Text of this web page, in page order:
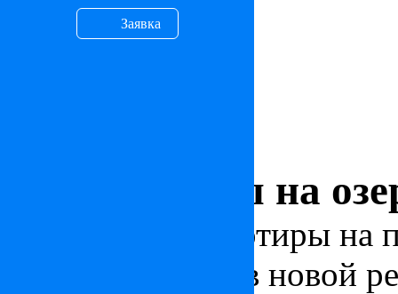
Заявка
Апартаменты на
Просторные квартиры на
расположенный в новой